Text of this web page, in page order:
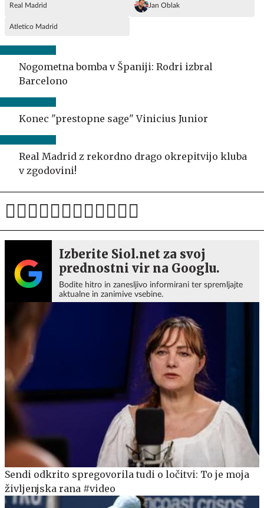
Real Madrid Jan Oblak
Atletico Madrid
Nogometna bomba v Španiji: Rodri izbral
Barcelono
Konec "prestopne sage" Vinicius Junior
Real Madrid z rekordno drago okrepitvijo kluba
v zgodovini!
Izberite Siol.net za svoj
prednostni vir na Googlu.
Bodite hitro in zanesljivo informirani ter spremljajte
aktualne in zanimive vsebine.
Sendi odkrito spregovorila tudi o ločitvi: To je moja
življenjska rana #video